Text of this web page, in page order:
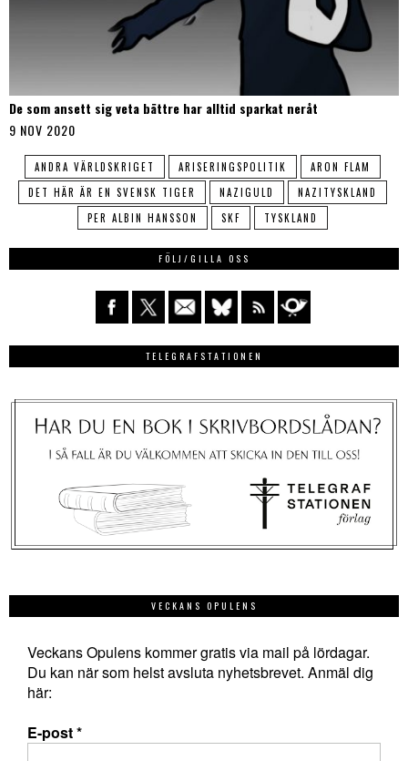
De som ansett sig veta bättre har alltid sparkat neråt
9 NOV 2020
ANDRA VÄRLDSKRIGET ARISERINGSPOLITIK
ARON FLAM
DET HÄR ÄR EN SVENSK TIGER
NAZIGULD
NAZITYSKLAND
PER ALBIN HANSSON
SKF TYSKLAND
FÖLJ/GILLA OSS
TELEGRAFSTATIONEN
VECKANS OPULENS
Veckans Opulens kommer gratis via mail på lördagar.
Du kan när som helst avsluta nyhetsbrevet. Anmäl dig
här:
E-post*